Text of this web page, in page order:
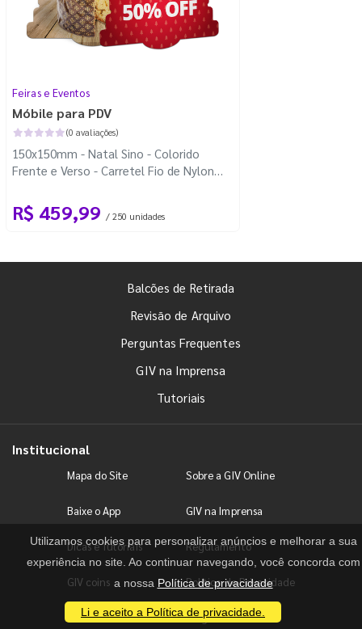
Feiras e Eventos
Móbile para PDV
(0 avaliações)
150x150mm - Natal Sino - Colorido
Frente e Verso - Carretel Fio de Nylon
R$ 459,99 / 250 unidades
Balcões de Retirada
Revisão de Arquivo
Perguntas Frequentes
GIV na Imprensa
Tutoriais
Institucional
Mapa do Site Sobre a GIV Online
Baixe o App GIV na Imprensa
Dicas e Tutoriais Regulamento
GIV coins Política de Privacidade
Fale conosco Blog
Utilizamos cookies para personalizar anúncios e melhorar a sua
experiência no site. Ao continuar navegando, você concorda com
a nossa Política de privacidade
Li e aceito a Política de privacidade.